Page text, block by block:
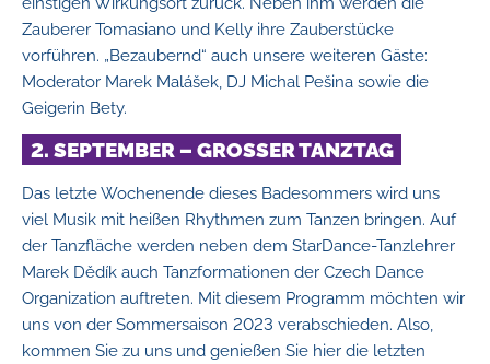
Zauberer Tomasiano und Kelly ihre Zauberstücke
vorführen. „Bezaubernd“ auch unsere weiteren Gäste:
Moderator Marek Malášek, DJ Michal Pešina sowie die
Geigerin Bety.
2. SEPTEMBER – GROSSER TANZTAG
Das letzte Wochenende dieses Badesommers wird uns
viel Musik mit heißen Rhythmen zum Tanzen bringen. Auf
der Tanzfläche werden neben dem StarDance-Tanzlehrer
Marek Dědík auch Tanzformationen der Czech Dance
Organization auftreten. Mit diesem Programm möchten wir
uns von der Sommersaison 2023 verabschieden. Also,
kommen Sie zu uns und genießen Sie hier die letzten